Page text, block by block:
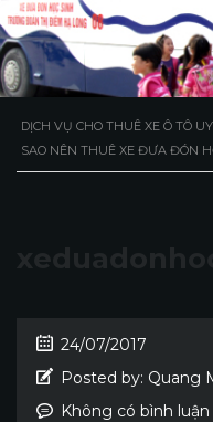
DỊCH VỤ CHO THUÊ XE Ô TÔ
SAO NÊN THUÊ XE ĐƯA ĐÓN
24/07/2017
Posted by: Quang
Không có bình luận